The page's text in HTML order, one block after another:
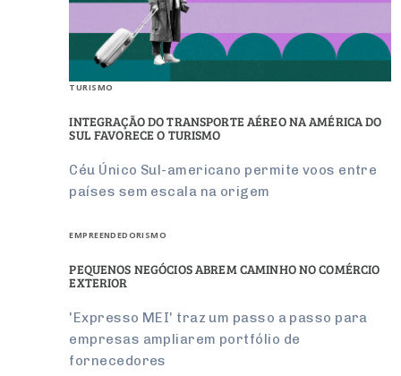
TURISMO
INTEGRAÇÃO DO TRANSPORTE AÉREO NA AMÉRICA DO
SUL FAVORECE O TURISMO
Céu Único Sul-americano permite voos entre
países sem escala na origem
EMPREENDEDORISMO
PEQUENOS NEGÓCIOS ABREM CAMINHO NO COMÉRCIO
EXTERIOR
'Expresso MEI' traz um passo a passo para
empresas ampliarem portfólio de
fornecedores